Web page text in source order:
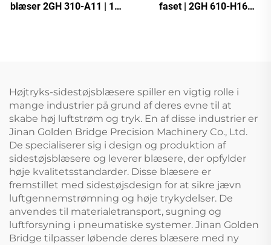
blæser 2GH 310-A11 | 110
faset | 2GH 610-H16
Højtryks-sidestøjsblæsere spiller en vigtig rolle i
mange industrier på grund af deres evne til at
skabe høj luftstrøm og tryk. En af disse industrier er
Jinan Golden Bridge Precision Machinery Co., Ltd.
De specialiserer sig i design og produktion af
sidestøjsblæsere og leverer blæsere, der opfylder
høje kvalitetsstandarder. Disse blæsere er
fremstillet med sidestøjsdesign for at sikre jævn
luftgennemstrømning og høje trykydelser. De
anvendes til materialetransport, sugning og
luftforsyning i pneumatiske systemer. Jinan Golden
Bridge tilpasser løbende deres blæsere med ny